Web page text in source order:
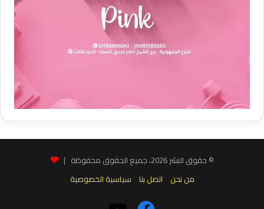
© حقوق النشر 2026، جميع الحقوق محفوظة |
من نحن
اتصل بنا سياسية الخصوصية